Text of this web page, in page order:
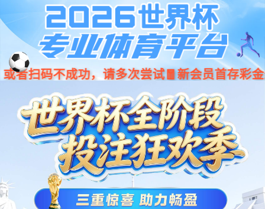
中心 关于
jiuyou.com九
游
服务支持 新闻资讯